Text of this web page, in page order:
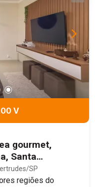
V
gourmet,
Santa
SP
regiões do